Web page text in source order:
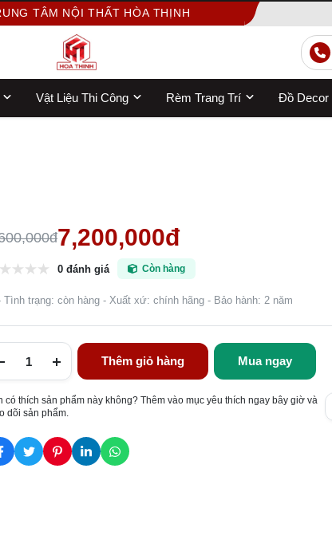
TÂM NỘI THẤT HÒA THỊNH
Vật Liệu Thi Công Rèm Trang Trí Đồ Decor
7,200,000đ
0 đánh giá Còn hàng
Tình trạng: còn hàng - Xuất xứ: chính hãng - Bảo hành: 2 năm
Thêm giỏ hàng Mua ngay
có thích sản phẩm này không? Thêm vào mục yêu thích ngay bây giờ và
dõi sản phẩm.